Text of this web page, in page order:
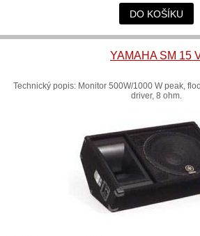
DO KOŠÍKU
YAMAHA SM 15
Technický popis: Monitor 500W/1000 W peak,
driver, 8 ohm.